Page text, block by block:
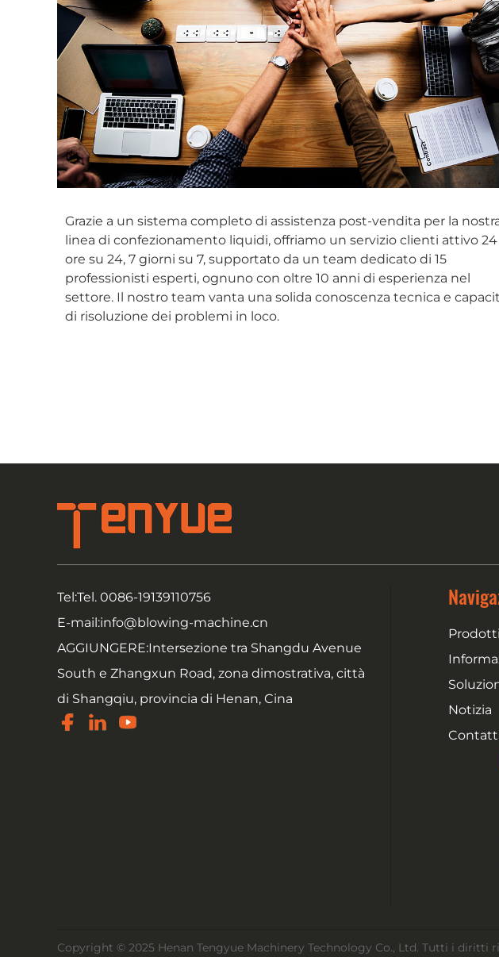
Grazie a un sistema completo di assistenza post-vendita per la
linea di confezionamento liquidi, offriamo un servizio clienti attivo 24
ore su 24, 7 giorni su 7, supportato da un team dedicato di 15
professionisti esperti, ognuno con oltre 10 anni di esperienza nel
settore. Il nostro team vanta una solida conoscenza tecnica e
di risoluzione dei problemi in loco.
Tel:Tel. 0086-19139110756
E-mail:info@blowing-machine.cn
AGGIUNGERE:Intersezione tra Shangdu Avenue
South e Zhangxun Road, zona dimostrativa, città
di Shangqiu, provincia di Henan, Cina
Prodotti
Notizia
Copyright © 2025 Henan Tengyue Machinery Technology Co., Ltd. Tutti i diritti